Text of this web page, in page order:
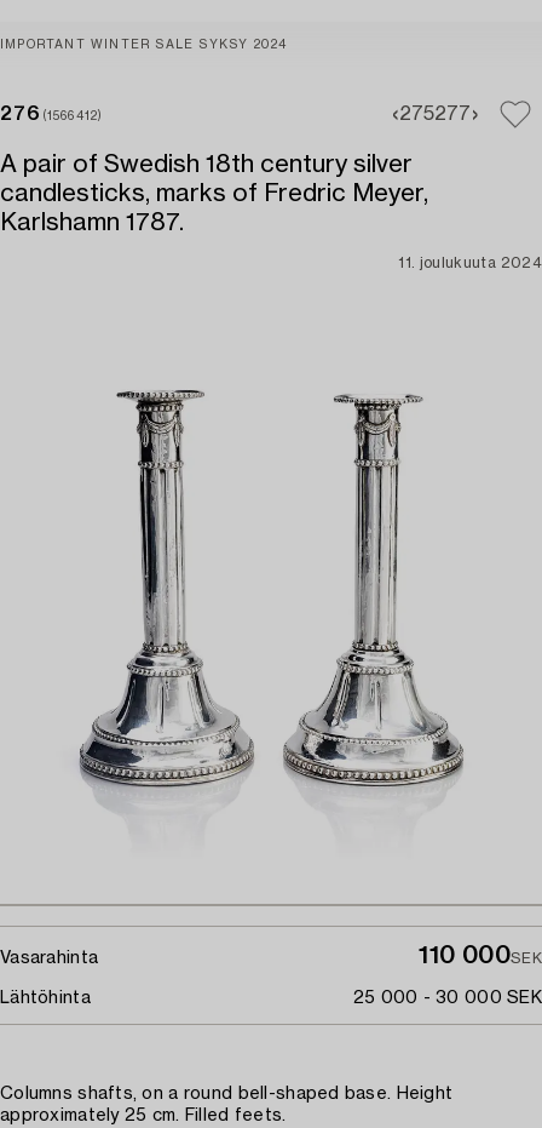
IMPORTANT WINTER SALE SYKSY 2024
276 (1566412) 275277
A pair of Swedish 18th century silver
candlesticks, marks of Fredric Meyer,
Karlshamn 1787.
11. joulukuuta 2024
Vasarahinta 110 000SEK
Lähtöhinta 25 000 - 30 000 SEK
Columns shafts, on a round bell-shaped base. Height
approximately 25 cm. Filled feets.